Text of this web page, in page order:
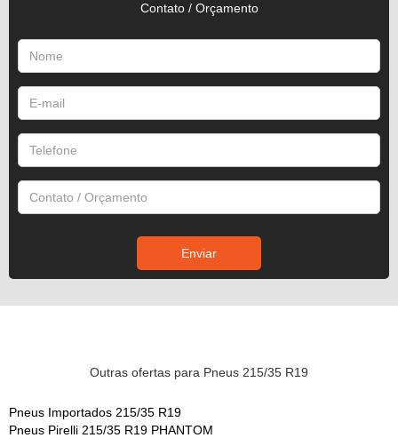
Contato / Orçamento
Outras ofertas para Pneus 215/35 R19
Pneus Importados 215/35 R19
Pneus Pirelli 215/35 R19 PHANTOM